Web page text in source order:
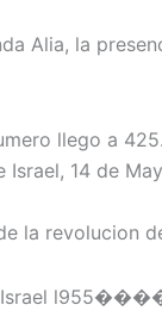
Alia, la
llego a
14 de
la revolucion